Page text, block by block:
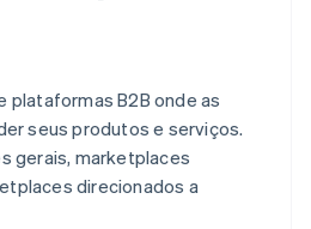
plataformas B2B onde as
seus produtos e serviços.
gerais, marketplaces
direcionados a